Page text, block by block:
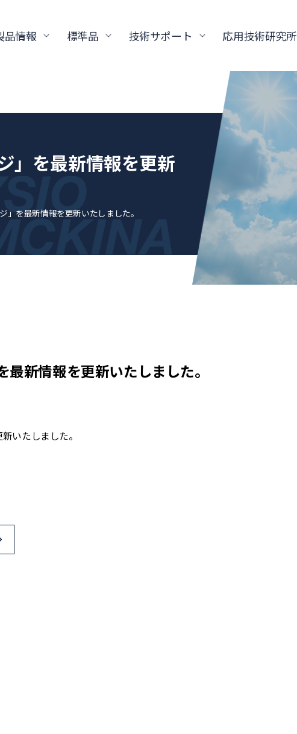
品情報 標準品 技術サポート 応用技術研究所
」を最新情報を更新
」を最新情報を更新いたしました。
最新情報を更新いたしました。
いたしました。